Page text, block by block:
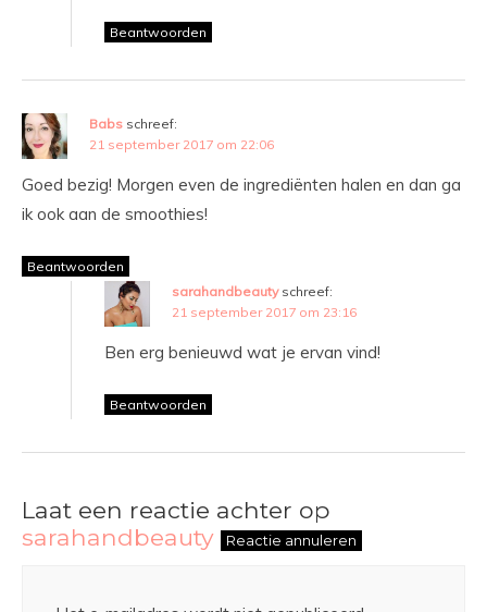
Beantwoorden
Babs schreef:
21 september 2017 om 22:06
Goed bezig! Morgen even de ingrediënten halen en dan ga
ik ook aan de smoothies!
Beantwoorden
sarahandbeauty schreef:
21 september 2017 om 23:16
Ben erg benieuwd wat je ervan vind!
Beantwoorden
Laat een reactie achter op
sarahandbeauty
Reactie annuleren